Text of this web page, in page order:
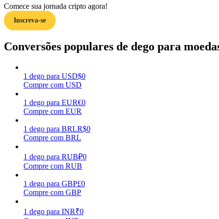
Guia
Estratégias de negociação
Aprenda como se manter lucrativo
Comece sua jornada cripto agora!
Inscreva-se
Conversões populares de dego para
1 dego para USD$0
Compre com USD
1 dego para EUR€0
Compre com EUR
1 dego para BRLR$0
Compre com BRL
1 dego para RUB₽0
Compre com RUB
1 dego para GBP£0
Compre com GBP
1 dego para INR₹0